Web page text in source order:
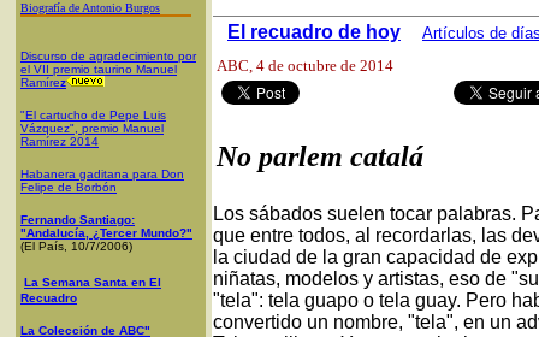
Biografía de Antonio Burgos
Discurso de agradecimiento por
el VII premio taurino Manuel
Ramírez
"El cartucho de Pepe Luis
Vázquez", premio Manuel
Ramírez 2014
Habanera gaditana para Don
Felipe de Borbón
Fernando Santiago:
"Andalucía, ¿Tercer Mundo?"
(El País, 10/7/2006)
La Semana Santa en El
Recuadro
La Colección de ABC"
El recuadro de hoy Artículos de
ABC, 4 de octubre de 2014
No parlem catalá
Los sábados suelen tocar palabras.
que entre todos, al recordarlas, las
la ciudad de la gran capacidad de
niñatas, modelos y artistas, eso de
"tela": tela guapo o tela guay. Pero
convertido un nombre, "tela", en un